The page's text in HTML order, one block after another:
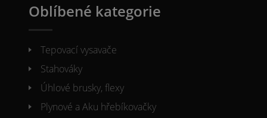
Oblíbené kategorie
Tepovací vysavače
Stahováky
Úhlové brusky, flexy
Plynové a Aku hřebíkovačky